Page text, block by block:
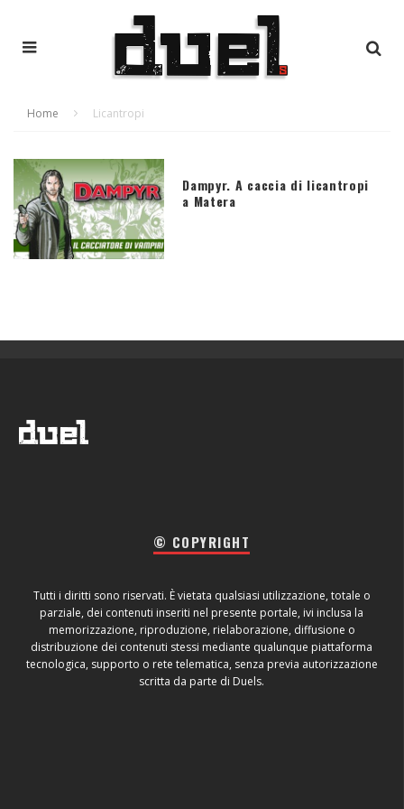
Home Licantropi
Dampyr. A caccia di licantropi
a Matera
© COPYRIGHT
Tutti i diritti sono riservati. È vietata qualsiasi utilizzazione, totale o
parziale, dei contenuti inseriti nel presente portale, ivi inclusa la
memorizzazione, riproduzione, rielaborazione, diffusione o
distribuzione dei contenuti stessi mediante qualunque piattaforma
tecnologica, supporto o rete telematica, senza previa autorizzazione
scritta da parte di Duels.